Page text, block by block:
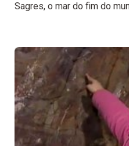
Sagres, o mar do fim do